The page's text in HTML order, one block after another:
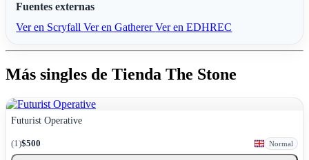
Fuentes externas
Ver en ScryfallVer en GathererVer en EDHREC
Más singles de Tienda The Stone
Futurist Operative
(1)$500 Normal